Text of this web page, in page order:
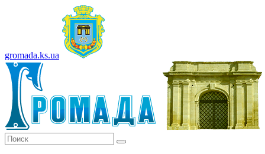
gromada.ks.ua